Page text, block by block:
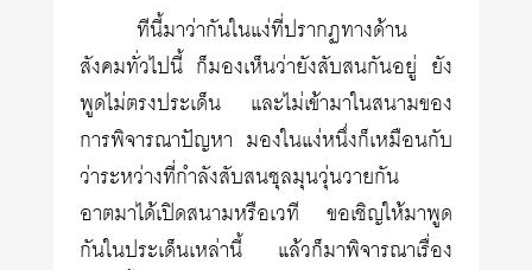
ทีนี้มาว่ากันในแง่ที่ปรากฏทางด้าน
สังคมทั่วไปนี้ ก็มองเห็นว่ายังสับสนกันอยู่ ยัง
พูดไม่ตรงประเด็น และไม่เข้ามาในสนามของ
การพิจารณาปัญหา มองในแง่หนึ่งก็เหมือนกับ
ว่าระหว่างที่กำลังสับสนชุลมุนวุ่นวายกัน
อาตมาได้เปิดสนามหรือเวที ขอเชิญให้มาพูด
กันในประเด็นเหล่านี้ แล้วก็มาพิจารณาเรื่อง